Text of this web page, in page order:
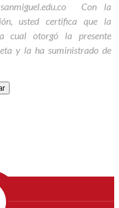
Con la
usted certifica que la
cual otorgó la presente
y la ha suministrado de